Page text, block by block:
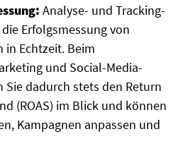
Analyse- und Tracking-
Erfolgsmessung von
in Echtzeit. Beim
und Social-Media-
Sie dadurch stets den Return
(ROAS) im Blick und können
Kampagnen anpassen und